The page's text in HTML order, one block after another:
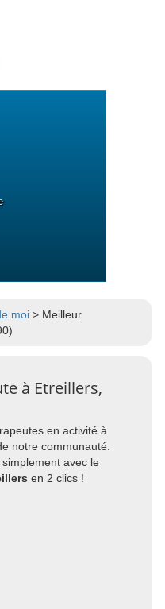
moi > Meilleur
à Etreillers,
en activité à
notre communauté.
avec le
en 2 clics !